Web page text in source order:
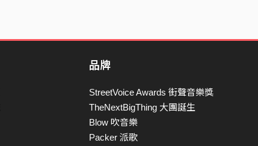
品牌
StreetVoice Awards 街聲音樂獎
TheNextBigThing 大團誕生
Blow 吹音樂
Packer 派歌